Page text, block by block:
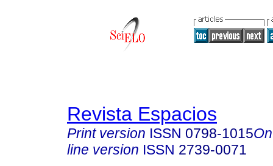
Revista Espacios
Print version ISSN 0798-1015
line version ISSN 2739-0071